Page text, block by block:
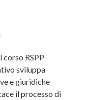
corso RSPP
sviluppa
e giuridiche
il processo di